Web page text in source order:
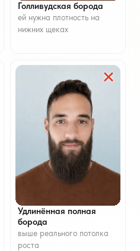
Голливудская борода
ей нужна плотность на
нижних щеках
Удлинённая полная
борода
выше реального потолка
роста